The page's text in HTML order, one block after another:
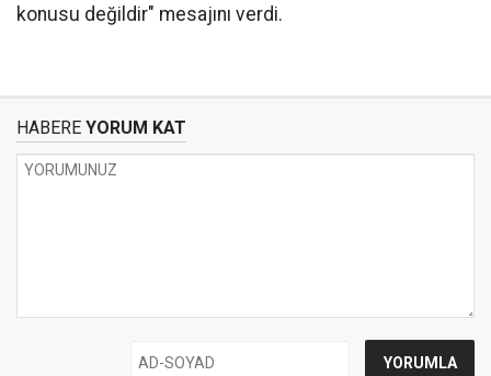
konusu değildir" mesajını verdi.
HABERE YORUM KAT